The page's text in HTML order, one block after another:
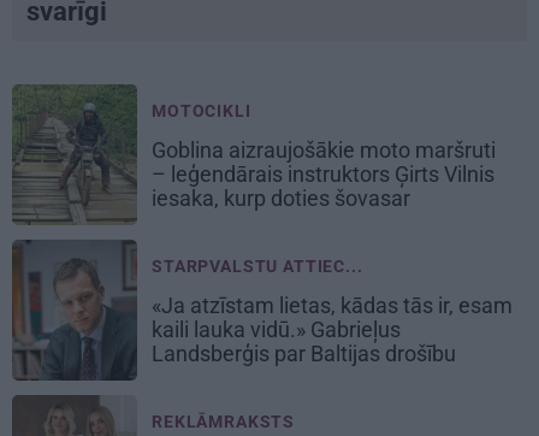
svarīgi
MOTOCIKLI
Goblina aizraujošākie moto maršruti
– leģendārais instruktors Ģirts Vilnis
iesaka, kurp doties šovasar
STARPVALSTU ATTIEC...
«Ja atzīstam lietas, kādas tās ir, esam
kaili lauka vidū.» Gabrieļus
Landsberģis par Baltijas drošību
REKLĀMRAKSTS